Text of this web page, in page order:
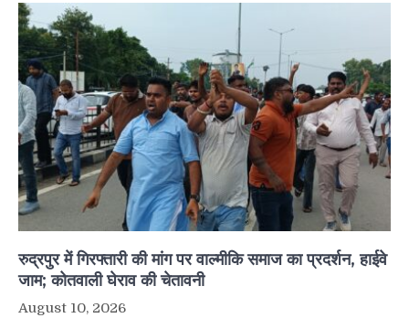
रुद्रपुर में गिरफ्तारी की मांग पर वाल्मीकि समाज का प्रदर्शन, हाईवे
जाम; कोतवाली घेराव की चेतावनी
August 10, 2026